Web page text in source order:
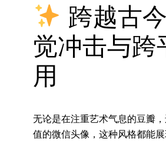
跨越古
觉冲击与跨
用
无论是在注重艺术气息的豆瓣
值的微信头像，这种风格都能